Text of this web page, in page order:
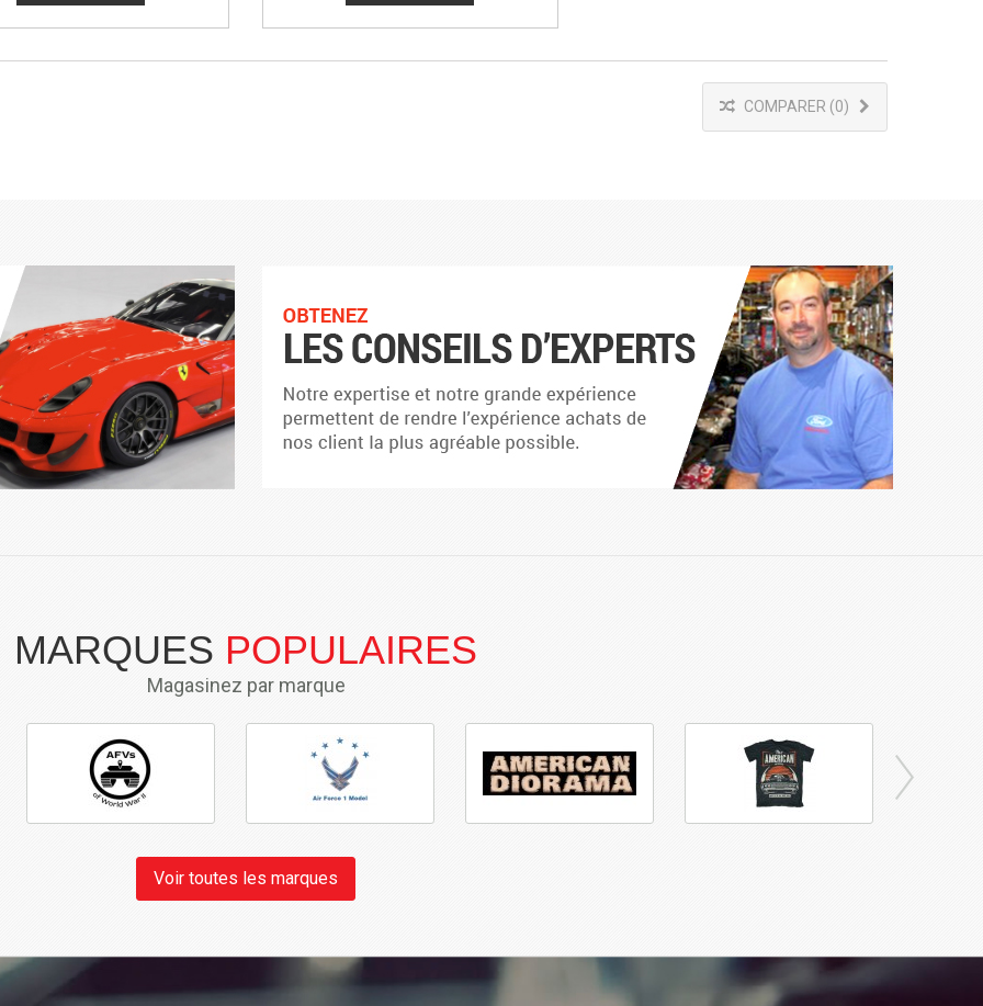
COMPARER (0)
MARQUES POPULAIRES
Magasinez par marque
Voir toutes les marques